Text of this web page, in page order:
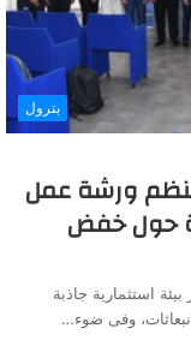
بترول
تنظم ورشة عمل
حول خفض
استثمارية جاذبة
وفى ضوء…